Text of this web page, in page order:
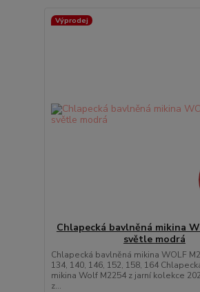
Výprodej
Chlapecká bavlněná mikina
světle modrá
Chlapecká bavlněná mikina WOLF
134, 140, 146, 152, 158, 164
mikina Wolf M2254 z jarní kolekce
z...